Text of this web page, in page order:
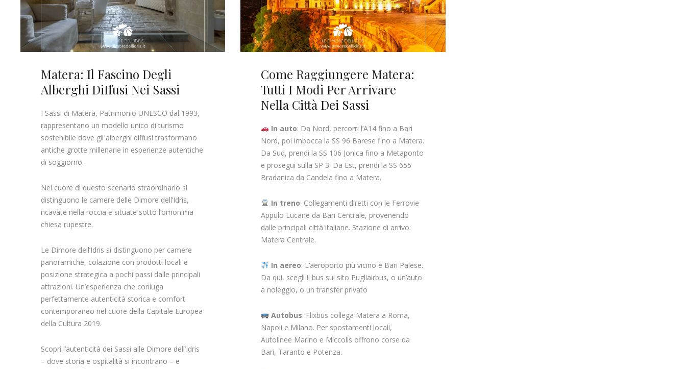
Matera: Il Fascino Degli
Alberghi Diffusi Nei Sassi
I Sassi di Matera, Patrimonio UNESCO dal 1993,
rappresentano un modello unico di turismo
sostenibile dove gli alberghi diffusi trasformano
antiche grotte millenarie in esperienze autentiche
di soggiorno. ​
Nel cuore di questo scenario straordinario si
distinguono le camere delle Dimore dell’Idris,
ricavate nella roccia e situate sotto l’omonima
chiesa rupestre.
Le Dimore dell’Idris si distinguono per camere
panoramiche, colazione con prodotti locali e
posizione strategica a pochi passi dalle principali
attrazioni. Un’esperienza che coniuga
perfettamente autenticità storica e comfort
contemporaneo nel cuore della Capitale Europea
della Cultura 2019. ​
Scopri l’autenticità dei Sassi alle Dimore dell’Idris
– dove storia e ospitalità si incontrano – e
Come Raggiungere Matera:
Tutti I Modi Per Arrivare
Nella Città Dei Sassi
In auto: Da Nord, percorri l’A14 fino a Bari
Nord, poi imbocca la SS 96 Barese fino a Matera.
Da Sud, prendi la SS 106 Jonica fino a Metaponto
e prosegui sulla SP 3. Da Est, prendi la SS 655
Bradanica da Candela fino a Matera.
In treno: Collegamenti diretti con le Ferrovie
Appulo Lucane da Bari Centrale, provenendo
dalle principali città italiane. Stazione di arrivo:
Matera Centrale.
In aereo: L’aeroporto più vicino è Bari Palese.
Da qui, scegli il bus sul sito Pugliairbus, o un’auto
a noleggio, o un transfer privato
Autobus: Flixbus collega Matera a Roma,
Napoli e Milano. Per spostamenti locali,
Autolinee Marino e Miccolis offrono corse da
Bari, Taranto e Potenza.